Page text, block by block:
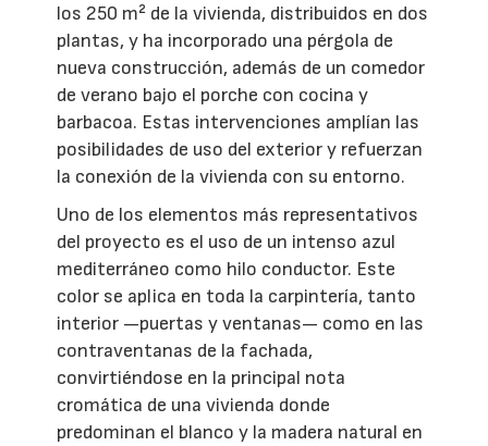
los 250 m² de la vivienda, distribuidos en dos
plantas, y ha incorporado una pérgola de
nueva construcción, además de un comedor
de verano bajo el porche con cocina y
barbacoa. Estas intervenciones amplían las
posibilidades de uso del exterior y refuerzan
la conexión de la vivienda con su entorno.
Uno de los elementos más representativos
del proyecto es el uso de un intenso azul
mediterráneo como hilo conductor. Este
color se aplica en toda la carpintería, tanto
interior —puertas y ventanas— como en las
contraventanas de la fachada,
convirtiéndose en la principal nota
cromática de una vivienda donde
predominan el blanco y la madera natural en